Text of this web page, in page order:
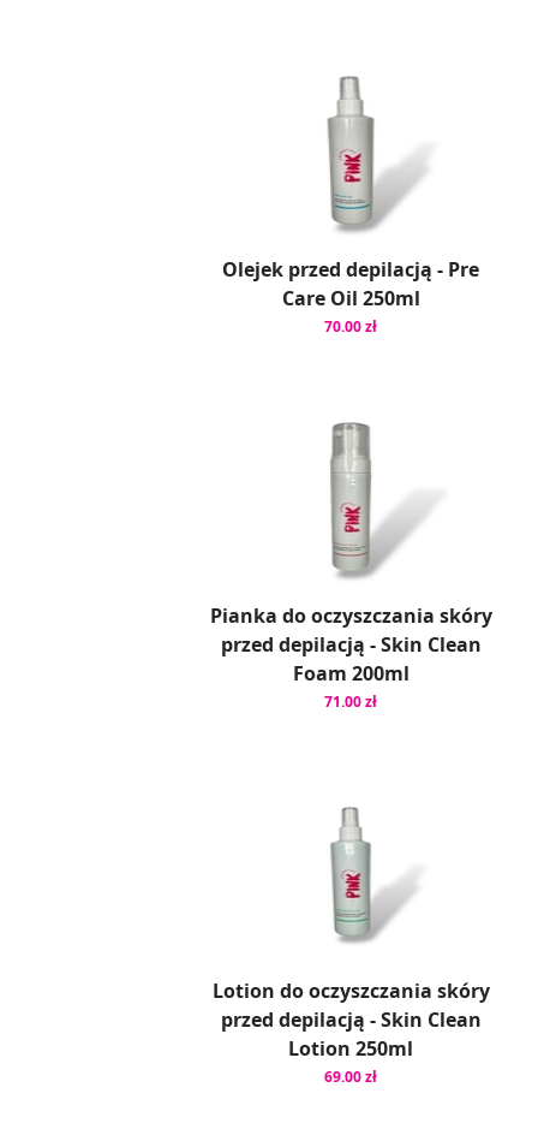
Olejek przed depilacją - Pre
Care Oil 250ml
70.00 zł
Pianka do oczyszczania skóry
przed depilacją - Skin Clean
Foam 200ml
71.00 zł
Lotion do oczyszczania skóry
przed depilacją - Skin Clean
Lotion 250ml
69.00 zł